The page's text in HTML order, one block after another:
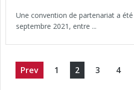
Une convention de partenariat a
septembre 2021, entre ...
Prev 1 2 3 4